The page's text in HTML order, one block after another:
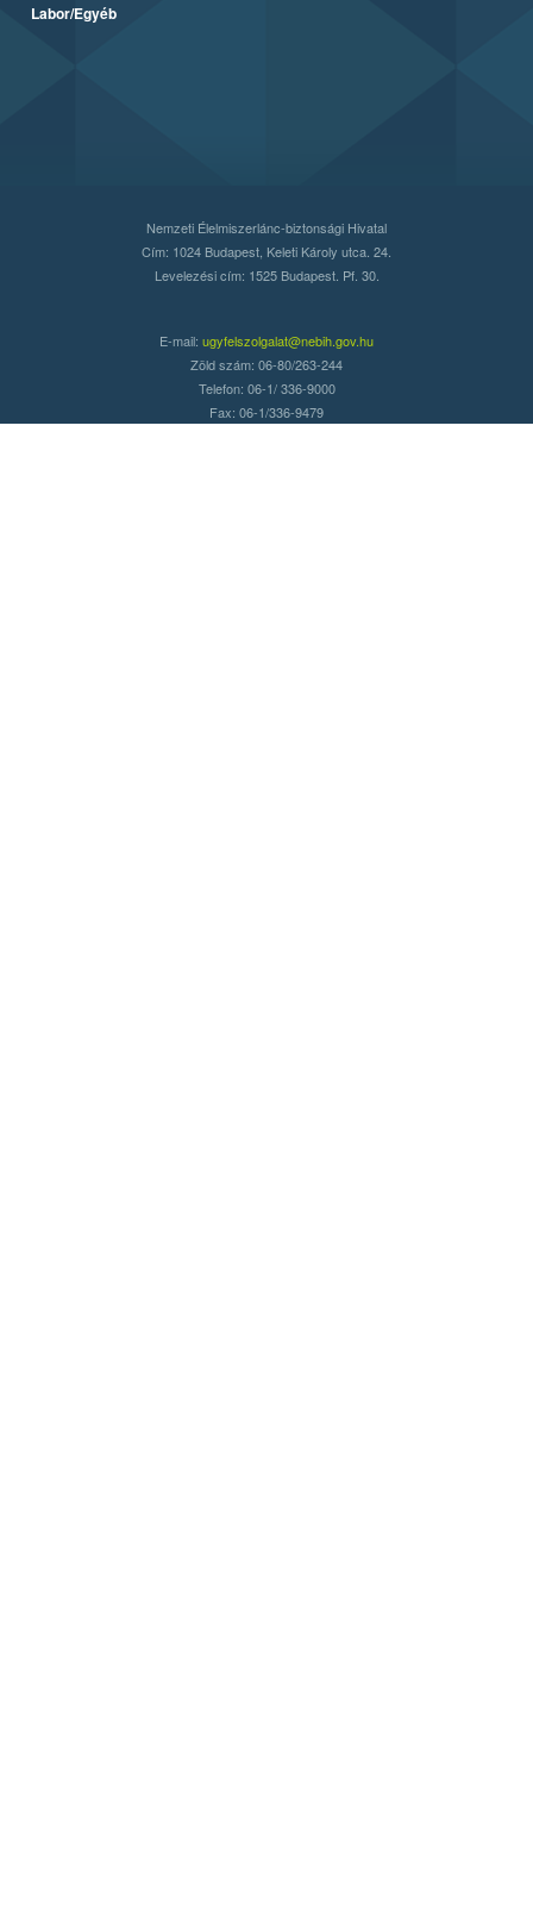
Labor/Egyéb
Nemzeti Élelmiszerlánc-biztonsági Hivatal
Cím: 1024 Budapest, Keleti Károly utca. 24.
Levelezési cím: 1525 Budapest. Pf. 30.
E-mail: ugyfelszolgalat@nebih.gov.hu
Zöld szám: 06-80/263-244
Telefon: 06-1/ 336-9000
Fax: 06-1/336-9479